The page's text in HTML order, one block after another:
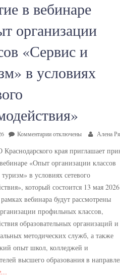
в вебинаре
организации
«Сервис и
в условиях
Комментарииотключены Алена
края приглашает
«Опыт организации классов
в условиях сетевого
который состоится 13 мая
вебинара будут рассмотрены
профильных классов,
образовательных организаций и
методических служб, а также
опыт школ, колледжей и
высшего образования в